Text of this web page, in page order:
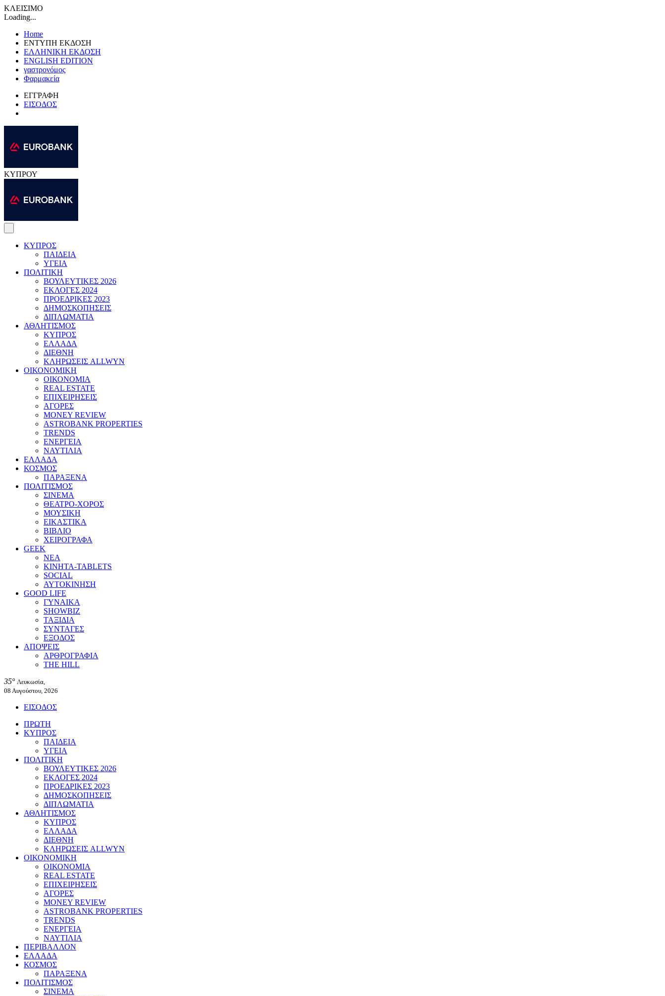
ΚΛΕΙΣΙΜΟ
Loading...
Home
ΕΝΤΥΠΗ ΕΚΔΟΣΗ
ΕΛΛΗΝΙΚΗ ΕΚΔΟΣΗ
ENGLISH EDITION
γαστρονόμος
Φαρμακεία
ΕΓΓΡΑΦΗ
ΕΙΣΟΔΟΣ
ΚΥΠΡΟΥ
ΚΥΠΡΟΣ
ΠΑΙΔΕΙΑ
ΥΓΕΙΑ
ΠΟΛΙΤΙΚΗ
ΒΟΥΛΕΥΤΙΚΕΣ 2026
ΕΚΛΟΓΕΣ 2024
ΠΡΟΕΔΡΙΚΕΣ 2023
ΔΗΜΟΣΚΟΠΗΣΕΙΣ
ΔΙΠΛΩΜΑΤΙΑ
ΑΘΛΗΤΙΣΜΟΣ
ΚΥΠΡΟΣ
ΕΛΛΑΔΑ
ΔΙΕΘΝΗ
ΚΛΗΡΩΣΕΙΣ ALLWYN
ΟΙΚΟΝΟΜΙΚΗ
ΟΙΚΟΝΟΜΙΑ
REAL ESTATE
ΕΠΙΧΕΙΡΗΣΕΙΣ
ΑΓΟΡΕΣ
MONEY REVIEW
ASTROBANK PROPERTIES
TRENDS
ΕΝΕΡΓΕΙΑ
ΝΑΥΤΙΛΙΑ
ΕΛΛΑΔΑ
ΚΟΣΜΟΣ
ΠΑΡΑΞΕΝΑ
ΠΟΛΙΤΙΣΜΟΣ
ΣΙΝΕΜΑ
ΘΕΑΤΡΟ-ΧΟΡΟΣ
ΜΟΥΣΙΚΗ
ΕΙΚΑΣΤΙΚΑ
ΒΙΒΛΙΟ
ΧΕΙΡΟΓΡΑΦΑ
GEEK
ΝΕΑ
ΚΙΝΗΤΑ-TABLETS
SOCIAL
ΑΥΤΟΚΙΝΗΣΗ
GOOD LIFE
ΓΥΝΑΙΚΑ
SHOWBIZ
ΤΑΞΙΔΙΑ
ΣΥΝΤΑΓΕΣ
ΕΞΟΔΟΣ
ΑΠΟΨΕΙΣ
ΑΡΘΡΟΓΡΑΦΙΑ
THE HILL
35° Λευκωσία,
08 Αυγούστου, 2026
ΕΙΣΟΔΟΣ
ΠΡΩΤΗ
ΚΥΠΡΟΣ
ΠΑΙΔΕΙΑ
ΥΓΕΙΑ
ΠΟΛΙΤΙΚΗ
ΒΟΥΛΕΥΤΙΚΕΣ 2026
ΕΚΛΟΓΕΣ 2024
ΠΡΟΕΔΡΙΚΕΣ 2023
ΔΗΜΟΣΚΟΠΗΣΕΙΣ
ΔΙΠΛΩΜΑΤΙΑ
ΑΘΛΗΤΙΣΜΟΣ
ΚΥΠΡΟΣ
ΕΛΛΑΔΑ
ΔΙΕΘΝΗ
ΚΛΗΡΩΣΕΙΣ ALLWYN
ΟΙΚΟΝΟΜΙΚΗ
ΟΙΚΟΝΟΜΙΑ
REAL ESTATE
ΕΠΙΧΕΙΡΗΣΕΙΣ
ΑΓΟΡΕΣ
MONEY REVIEW
ASTROBANK PROPERTIES
TRENDS
ΕΝΕΡΓΕΙΑ
ΝΑΥΤΙΛΙΑ
ΠΕΡΙΒΑΛΛΟΝ
ΕΛΛΑΔΑ
ΚΟΣΜΟΣ
ΠΑΡΑΞΕΝΑ
ΠΟΛΙΤΙΣΜΟΣ
ΣΙΝΕΜΑ